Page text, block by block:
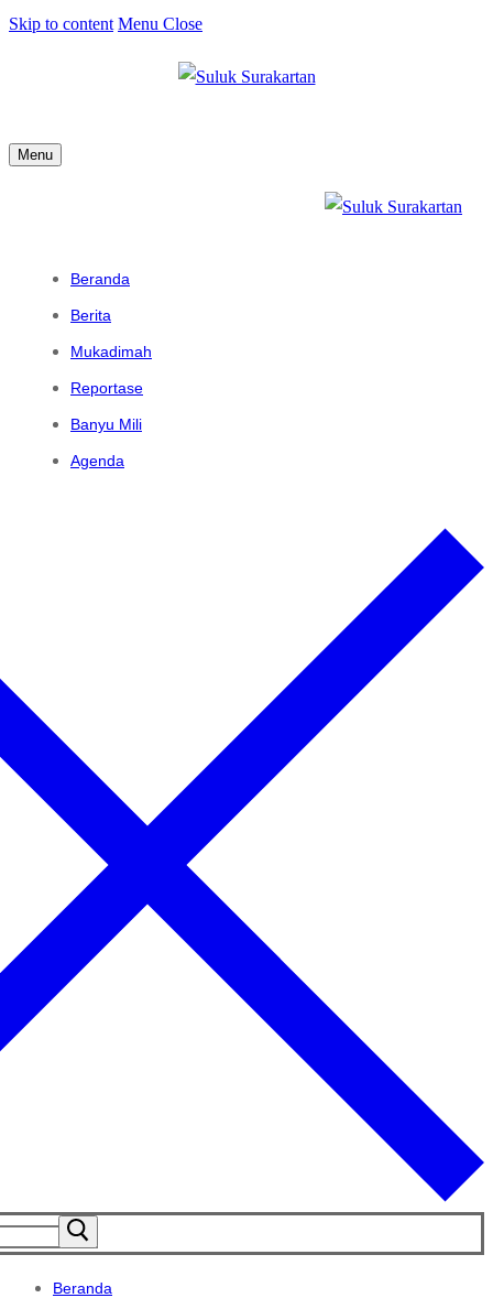
Skip to content Menu Close
Menu
Beranda
Berita
Mukadimah
Reportase
Banyu Mili
Agenda
Beranda